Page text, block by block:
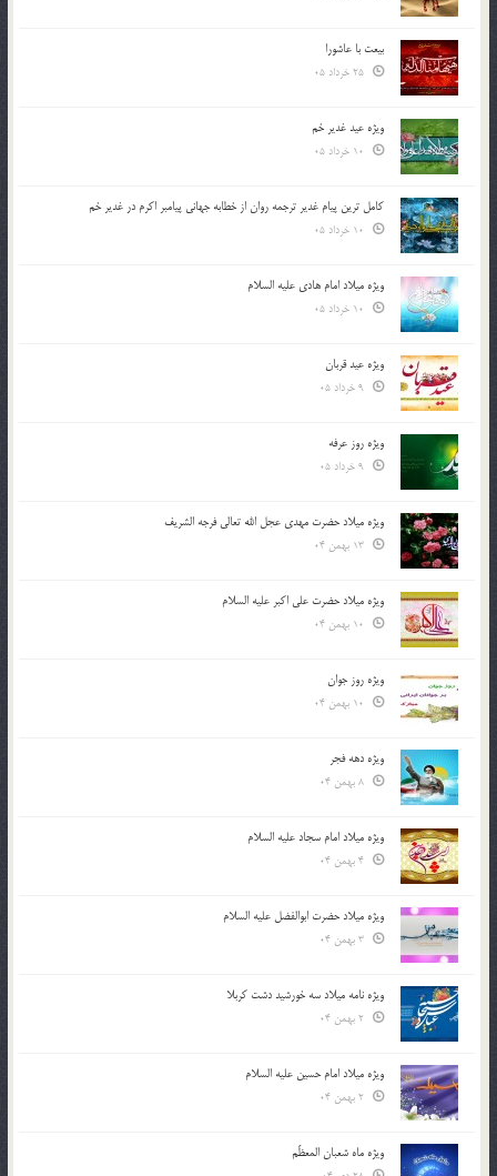
بیعت با عاشورا
ویژه عید غدیر خم
کامل ترین پیام غدیر ترجمه روان از خطابه جهانی پیامبر اکرم در غدیر خم
ویژه میلاد امام هادی علیه السلام
ویژه عید قربان
ویژه روز عرفه
ویژه میلاد حضرت مهدی عجل الله تعالی فرجه الشريف
ویژه میلاد حضرت علی اکبر علیه السلام
ویژه روز جوان
ویژه دهه فجر
ویژه میلاد امام سجاد علیه السلام
ویژه میلاد حضرت ابوالفضل علیه السلام
ویژه نامه میلاد سه خورشید دشت کربلا
ویژه میلاد امام حسین علیه السلام
ویژه ماه شعبان المعظّم